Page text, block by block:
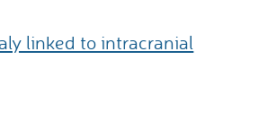
linked to intracranial